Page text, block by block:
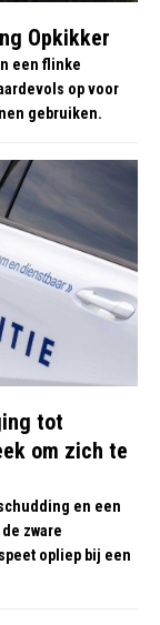
Opkikker
een flinke
op voor
gebruiken.
tot
om zich te
en een
zware
opliep bij een